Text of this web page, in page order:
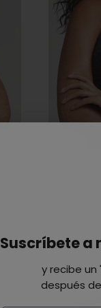
Suscríbete a
y recibe un
después